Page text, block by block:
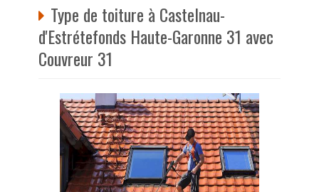
Type de toiture à Castelnau-
d'Estrétefonds Haute-Garonne 31 avec
Couvreur 31